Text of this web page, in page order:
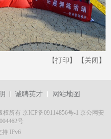
【打印】 【关闭】
诚聘英才 网站地图
权所有 京ICP备09114856号-1 京公网安
号
持 IPv6